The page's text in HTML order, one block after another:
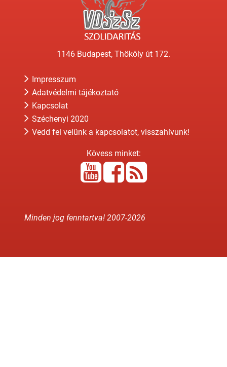
1146 Budapest, Thököly út 172.
Impresszum
Adatvédelmi tájékoztató
Kapcsolat
Széchenyi 2020
Vedd fel velünk a kapcsolatot, visszahívunk!
Kövess minket:
Minden jog fenntartva! 2007-2026